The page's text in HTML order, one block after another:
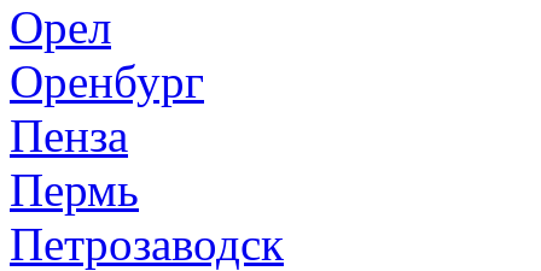
Орел
Оренбург
Пенза
Пермь
Петрозаводск